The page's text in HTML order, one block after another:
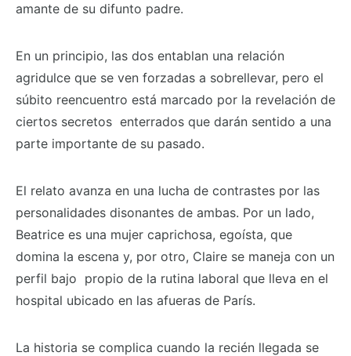
amante de su difunto padre.
En un principio, las dos entablan una relación
agridulce que se ven forzadas a sobrellevar, pero el
súbito reencuentro está marcado por la revelación de
ciertos secretos enterrados que darán sentido a una
parte importante de su pasado.
El relato avanza en una lucha de contrastes por las
personalidades disonantes de ambas. Por un lado,
Beatrice es una mujer caprichosa, egoísta, que
domina la escena y, por otro, Claire se maneja con un
perfil bajo propio de la rutina laboral que lleva en el
hospital ubicado en las afueras de París.
La historia se complica cuando la recién llegada se